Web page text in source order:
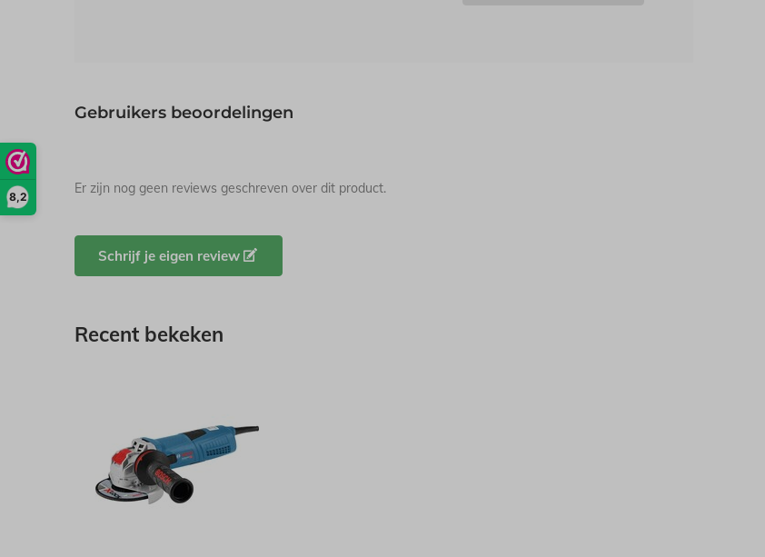
8,2
Gebruikers beoordelingen
Er zijn nog geen reviews geschreven over dit product.
Schrijf je eigen review
Recent bekeken